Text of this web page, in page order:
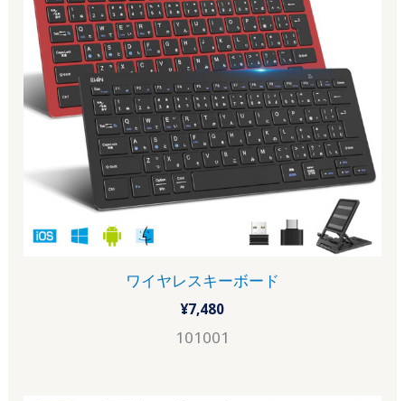
ワイヤレスキーボード
¥7,480
101001